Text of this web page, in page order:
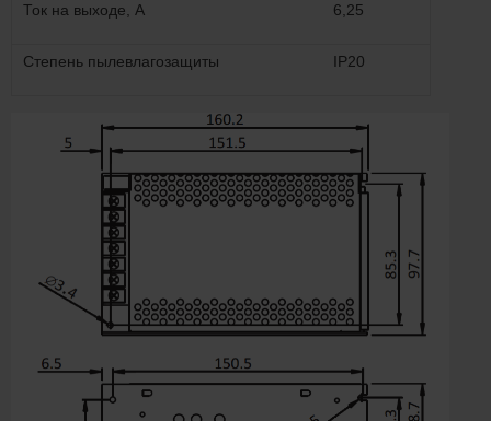
Ток на выходе, A 6,25
Степень пылевлагозащиты IP20